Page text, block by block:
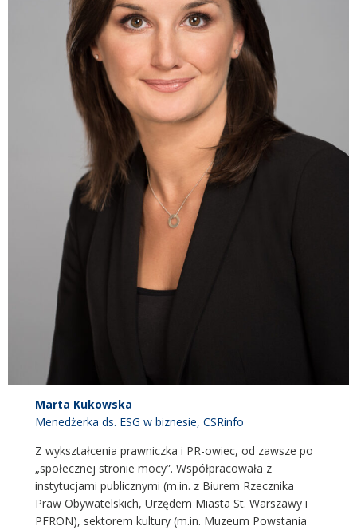
Marta Kukowska
Menedżerka ds. ESG w biznesie, CSRinfo
Z wykształcenia prawniczka i PR-owiec, od zawsze po
„społecznej stronie mocy”. Współpracowała z
instytucjami publicznymi (m.in. z Biurem Rzecznika
Praw Obywatelskich, Urzędem Miasta St. Warszawy i
PFRON), sektorem kultury (m.in. Muzeum Powstania